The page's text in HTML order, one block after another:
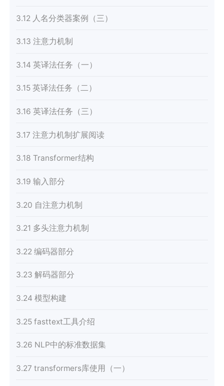
3.12 人名分类器案例（三）
3.13 注意力机制
3.14 英译法任务（一）
3.15 英译法任务（二）
3.16 英译法任务（三）
3.17 注意力机制扩展阅读
3.18 Transformer结构
3.19 输入部分
3.20 自注意力机制
3.21 多头注意力机制
3.22 编码器部分
3.23 解码器部分
3.24 模型构建
3.25 fasttext工具介绍
3.26 NLP中的标准数据集
3.27 transformers库使用（一）